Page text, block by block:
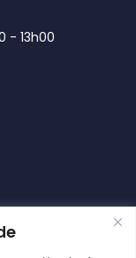
- 13h00